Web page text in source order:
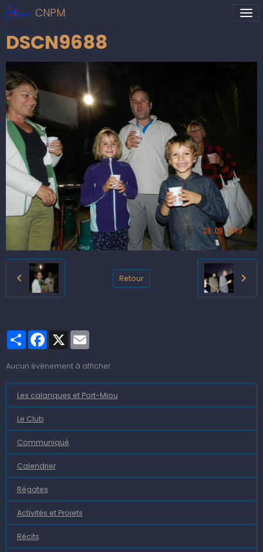
CNPM
DSCN9688
Retour
PartagerFacebook
X
Aucun évènement à afficher.
Les calanques et Port-Miou
Le Club
Communiqué
Calendrier
Régates
Activités et Projets
Récits